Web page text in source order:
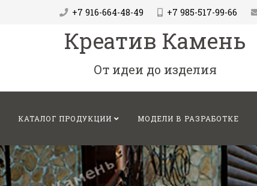
+7 916-664-48-49 +7 985-517-99-66
Креатив Камень
От идеи до изделия
КАТАЛОГ ПРОДУКЦИИ МОДЕЛИ В РАЗРАБОТКЕ